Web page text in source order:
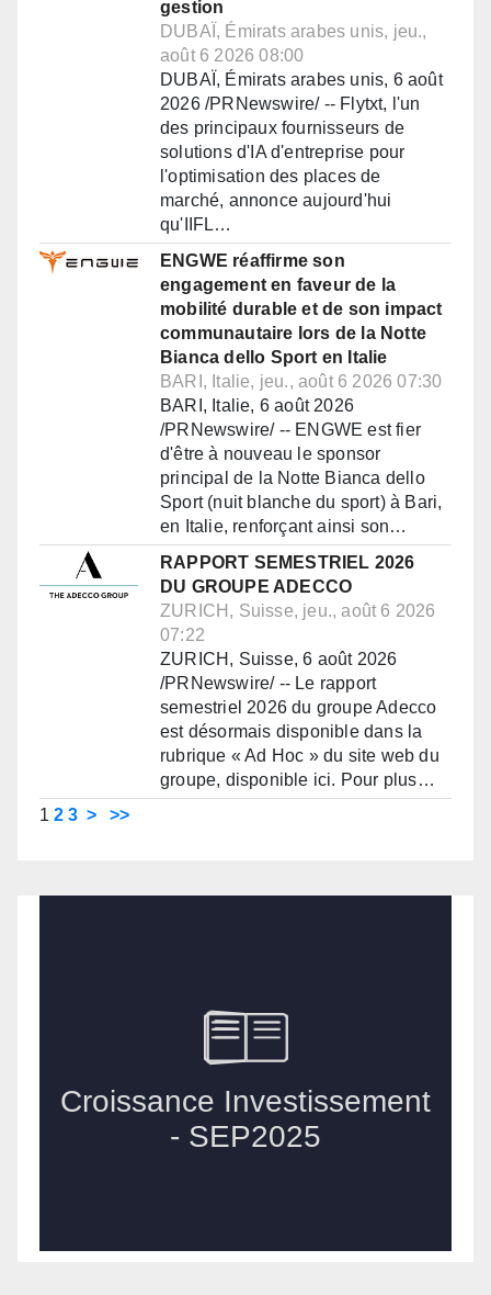
gestion
DUBAÏ, Émirats arabes unis, jeu.,
août 6 2026 08:00
DUBAÏ, Émirats arabes unis, 6 août
2026 /PRNewswire/ -- Flytxt, l'un
des principaux fournisseurs de
solutions d'IA d'entreprise pour
l'optimisation des places de
marché, annonce aujourd'hui
qu'IIFL…
ENGWE réaffirme son
engagement en faveur de la
mobilité durable et de son impact
communautaire lors de la Notte
Bianca dello Sport en Italie
BARI, Italie, jeu., août 6 2026 07:30
BARI, Italie, 6 août 2026
/PRNewswire/ -- ENGWE est fier
d'être à nouveau le sponsor
principal de la Notte Bianca dello
Sport (nuit blanche du sport) à Bari,
en Italie, renforçant ainsi son…
RAPPORT SEMESTRIEL 2026
DU GROUPE ADECCO
ZURICH, Suisse, jeu., août 6 2026
07:22
ZURICH, Suisse, 6 août 2026
/PRNewswire/ -- Le rapport
semestriel 2026 du groupe Adecco
est désormais disponible dans la
rubrique « Ad Hoc » du site web du
groupe, disponible ici. Pour plus…
1 2 3 > >>